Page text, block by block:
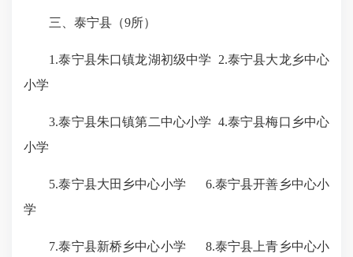
三、泰宁县（9所）
1.泰宁县朱口镇龙湖初级中学 2.泰宁县大龙乡中心
小学
3.泰宁县朱口镇第二中心小学 4.泰宁县梅口乡中心
小学
5.泰宁县大田乡中心小学 6.泰宁县开善乡中心小
学
7.泰宁县新桥乡中心小学 8.泰宁县上青乡中心小